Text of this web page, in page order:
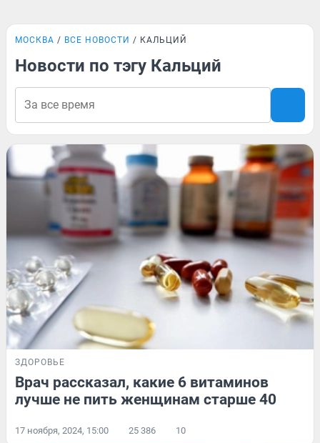
МОСКВА ВСЕ НОВОСТИ КАЛЬЦИЙ
Новости по тэгу Кальций
ЗДОРОВЬЕ
Врач рассказал, какие 6 витаминов
лучше не пить женщинам старше 40
17 ноября, 2024, 15:00 25 386 10